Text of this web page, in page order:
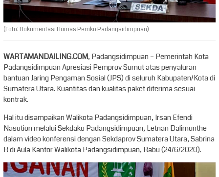
(Foto: Dokumentasi Humas Pemko Padangsidimpuan)
WARTAMANDAILING.COM, Padangsidimpuan – Pemerintah Kota
Padangsidimpuan Apresiasi Pemprov Sumut atas penyaluran
bantuan Jaring Pengaman Sosial (JPS) di seluruh Kabupaten/Kota di
Sumatera Utara. Kuantitas dan kualitas paket diterima sesuai
kontrak.
Hal itu disampaikan Walikota Padangsidimpuan, Irsan Efendi
Nasution melalui Sekdako Padangsidimpuan, Letnan Dalimunthe
dalam video konferensi dengan Sekdaprov Sumatera Utara, Sabrina
R di Aula Kantor Walikota Padangsidimpuan, Rabu (24/6/2020).